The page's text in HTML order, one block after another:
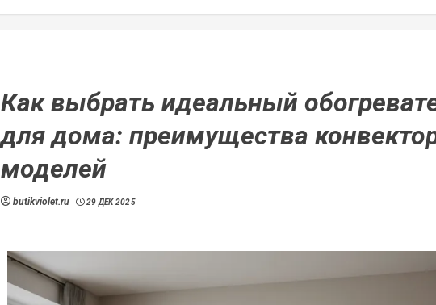
Как выбрать идеальный
для дома: преимущества
моделей
butikviolet.ru 29 ДЕК 2025